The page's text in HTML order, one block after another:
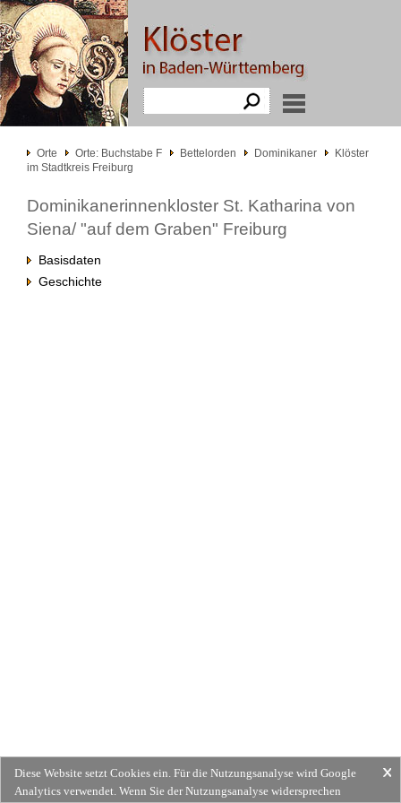
Orte Orte: Buchstabe F Bettelorden Dominikaner
Klöster
im Stadtkreis Freiburg
Dominikanerinnenkloster St. Katharina von
Siena/ "auf dem Graben" Freiburg
Basisdaten
Geschichte
Diese Website setzt Cookies ein. Für die Nutzungsanalyse wird Google
Analytics verwendet. Wenn Sie der Nutzungsanalyse widersprechen